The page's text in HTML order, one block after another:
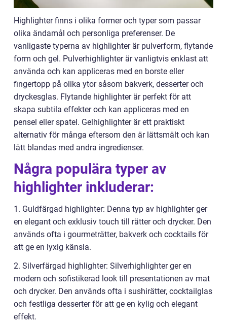
Highlighter finns i olika former och typer som passar
olika ändamål och personliga preferenser. De
vanligaste typerna av highlighter är pulverform, flytande
form och gel. Pulverhighlighter är vanligtvis enklast att
använda och kan appliceras med en borste eller
fingertopp på olika ytor såsom bakverk, desserter och
dryckesglas. Flytande highlighter är perfekt för att
skapa subtila effekter och kan appliceras med en
pensel eller spatel. Gelhighlighter är ett praktiskt
alternativ för många eftersom den är lättsmält och kan
lätt blandas med andra ingredienser.
Några populära typer av
highlighter inkluderar:
1. Guldfärgad highlighter: Denna typ av highlighter ger
en elegant och exklusiv touch till rätter och drycker. Den
används ofta i gourmeträtter, bakverk och cocktails för
att ge en lyxig känsla.
2. Silverfärgad highlighter: Silverhighlighter ger en
modern och sofistikerad look till presentationen av mat
och drycker. Den används ofta i sushirätter, cocktailglas
och festliga desserter för att ge en kylig och elegant
effekt.